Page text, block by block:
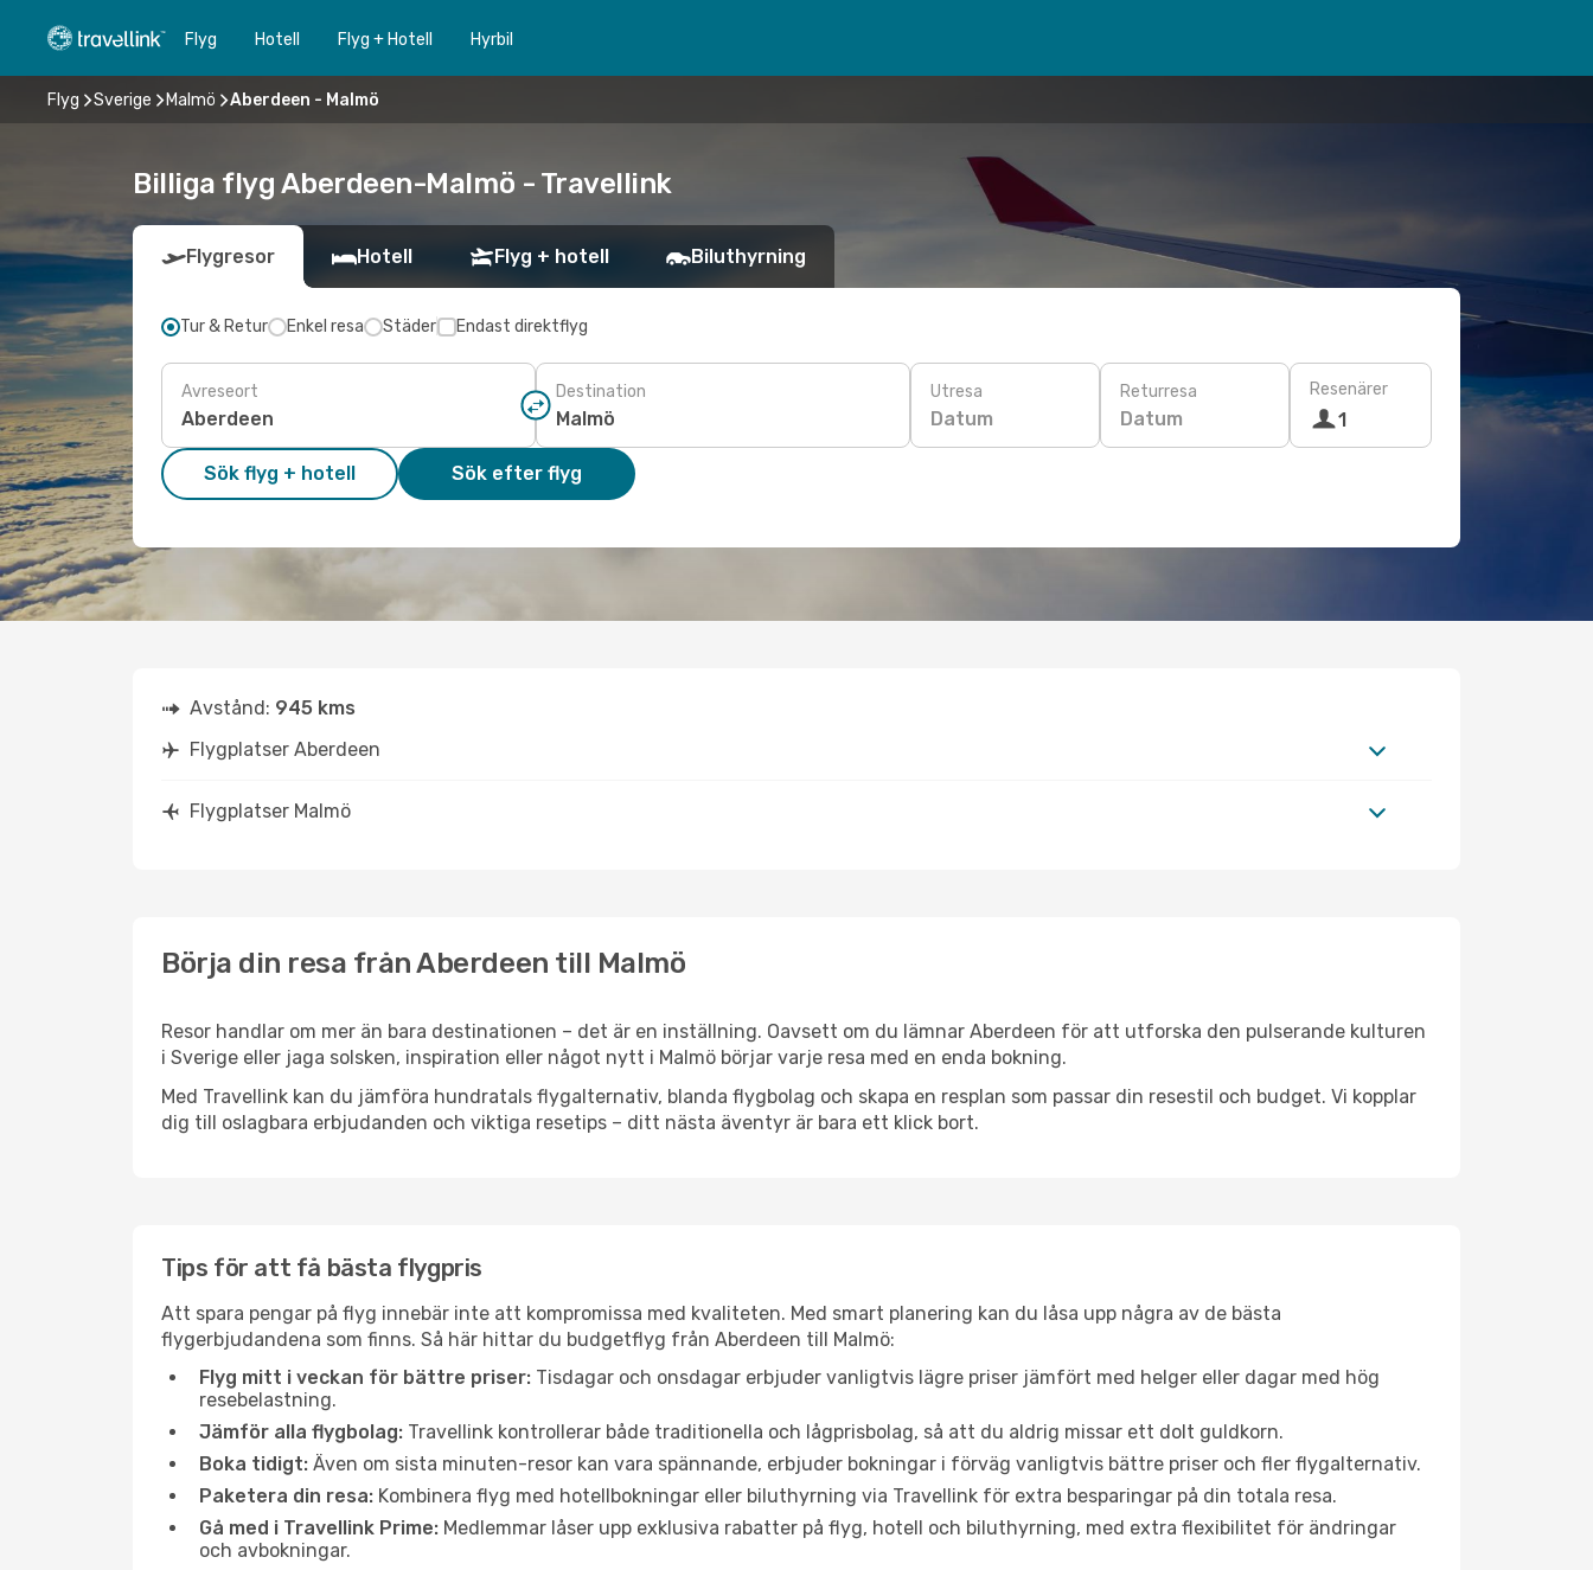
Flyg Hotell Flyg + Hotell Hyrbil
Flyg Sverige Malmö Aberdeen - Malmö
Billiga flyg Aberdeen-Malmö - Travellink
Flygresor Hotell Flyg + hotell Biluthyrning
Tur & Retur Enkel resa Städer Endast direktflyg
Avreseort Destination Utresa
Datum
Returresa
Datum
Resenärer
1
Sök flyg + hotell Sök efter flyg
Avstånd: 945 kms
Flygplatser Aberdeen
Flygplatser Malmö
Börja din resa från Aberdeen till Malmö
Resor handlar om mer än bara destinationen – det är en inställning. Oavsett om du lämnar Aberdeen för att utforska den pulserande kulturen
i Sverige eller jaga solsken, inspiration eller något nytt i Malmö börjar varje resa med en enda bokning.
Med Travellink kan du jämföra hundratals flygalternativ, blanda flygbolag och skapa en resplan som passar din resestil och budget. Vi kopplar
dig till oslagbara erbjudanden och viktiga resetips – ditt nästa äventyr är bara ett klick bort.
Tips för att få bästa flygpris
Att spara pengar på flyg innebär inte att kompromissa med kvaliteten. Med smart planering kan du låsa upp några av de bästa
flygerbjudandena som finns. Så här hittar du budgetflyg från Aberdeen till Malmö:
Flyg mitt i veckan för bättre priser: Tisdagar och onsdagar erbjuder vanligtvis lägre priser jämfört med helger eller dagar med hög
resebelastning.
Jämför alla flygbolag: Travellink kontrollerar både traditionella och lågprisbolag, så att du aldrig missar ett dolt guldkorn.
Boka tidigt: Även om sista minuten-resor kan vara spännande, erbjuder bokningar i förväg vanligtvis bättre priser och fler flygalternativ.
Paketera din resa: Kombinera flyg med hotellbokningar eller biluthyrning via Travellink för extra besparingar på din totala resa.
Gå med i Travellink Prime: Medlemmar låser upp exklusiva rabatter på flyg, hotell och biluthyrning, med extra flexibilitet för ändringar
och avbokningar.